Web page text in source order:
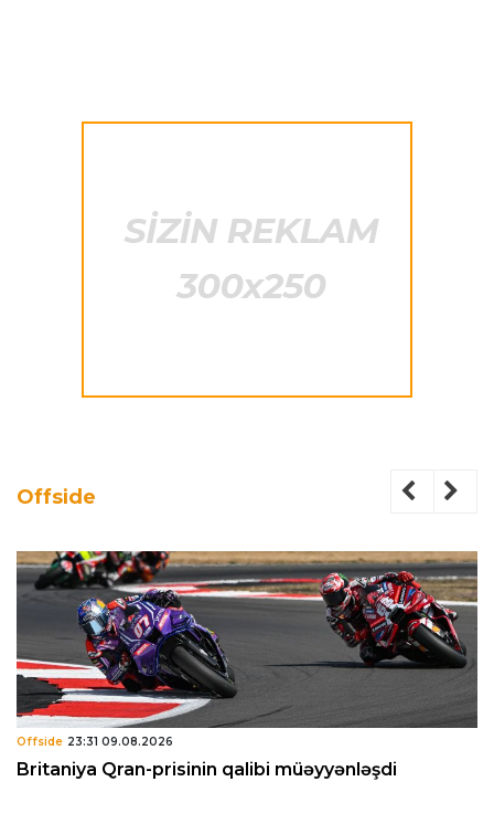
Offside
Offside 23:31 09.08.2026
Britaniya Qran-prisinin qalibi müəyyənləşdi